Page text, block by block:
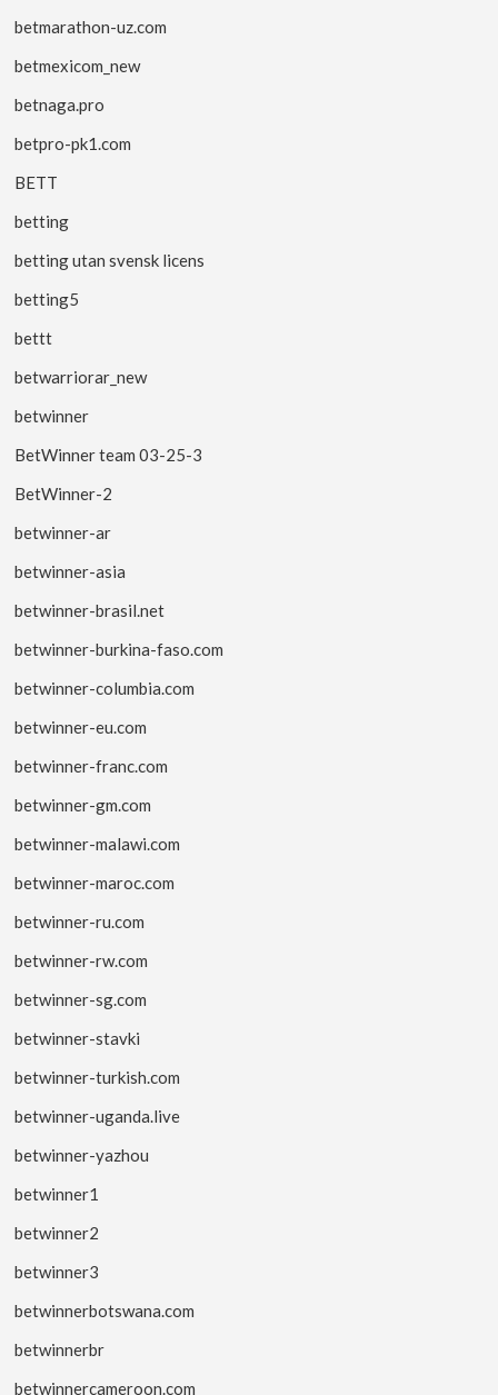
betmarathon-uz.com
betmexicom_new
betnaga.pro
betpro-pk1.com
BETT
betting
betting utan svensk licens
betting5
bettt
betwarriorar_new
betwinner
BetWinner team 03-25-3
BetWinner-2
betwinner-ar
betwinner-asia
betwinner-brasil.net
betwinner-burkina-faso.com
betwinner-columbia.com
betwinner-eu.com
betwinner-franc.com
betwinner-gm.com
betwinner-malawi.com
betwinner-maroc.com
betwinner-ru.com
betwinner-rw.com
betwinner-sg.com
betwinner-stavki
betwinner-turkish.com
betwinner-uganda.live
betwinner-yazhou
betwinner1
betwinner2
betwinner3
betwinnerbotswana.com
betwinnerbr
betwinnercameroon.com